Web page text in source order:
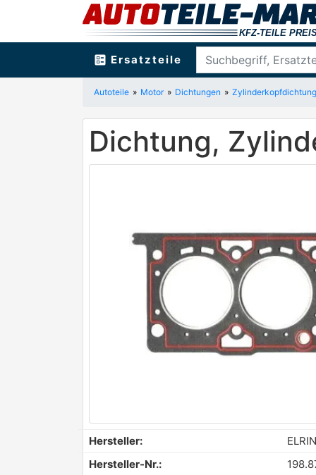
ballot Ersatzteile
Autoteile Motor Dichtungen Zylinderkopfdichtung
Dichtung,
Hersteller:
Hersteller-Nr.: